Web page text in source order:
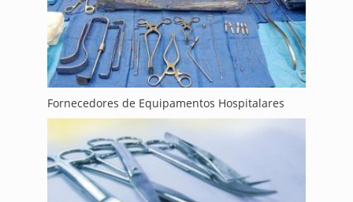
Fornecedores de Equipamentos Hospitalares